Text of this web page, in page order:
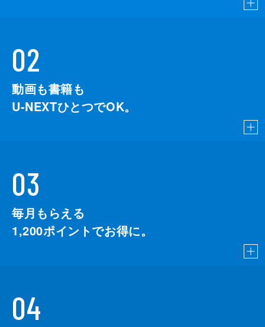
02
動画も書籍も
U-NEXTひとつでOK。
03
毎月もらえる
1,200ポイントでお得に。
04